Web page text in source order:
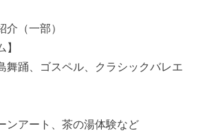
介（一部）
】
舞踊、ゴスペル、クラシックバレエ
ンアート、茶の湯体験など